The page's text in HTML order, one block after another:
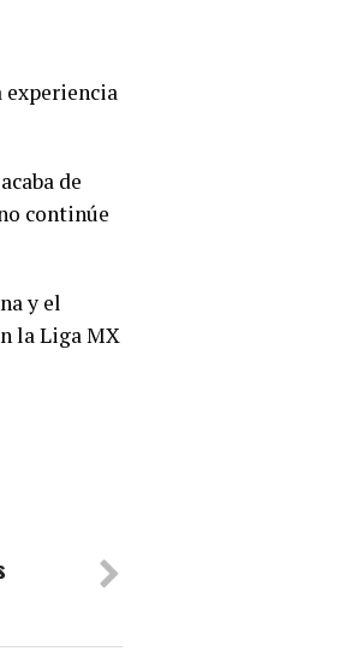
experiencia
de
continúe
y el
la Liga MX